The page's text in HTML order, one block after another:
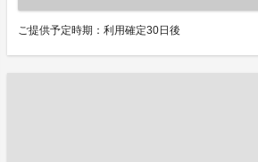
ご提供予定時期：利用確定30日後